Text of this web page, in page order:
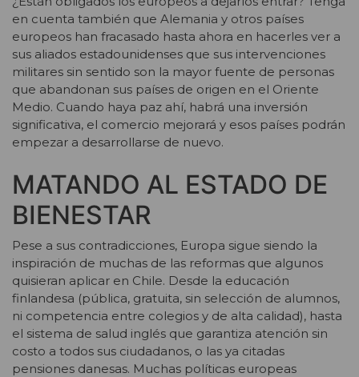
en cuenta también que Alemania y otros países
europeos han fracasado hasta ahora en hacerles ver a
sus aliados estadounidenses que sus intervenciones
militares sin sentido son la mayor fuente de personas
que abandonan sus países de origen en el Oriente
Medio. Cuando haya paz ahí, habrá una inversión
significativa, el comercio mejorará y esos países podrán
empezar a desarrollarse de nuevo.
MATANDO AL ESTADO DE
BIENESTAR
Pese a sus contradicciones, Europa sigue siendo la
inspiración de muchas de las reformas que algunos
quisieran aplicar en Chile. Desde la educación
finlandesa (pública, gratuita, sin selección de alumnos,
ni competencia entre colegios y de alta calidad), hasta
el sistema de salud inglés que garantiza atención sin
costo a todos sus ciudadanos, o las ya citadas
pensiones danesas. Muchas políticas europeas